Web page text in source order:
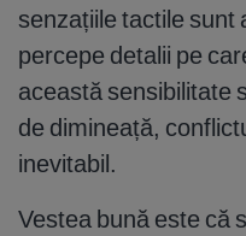
senzațiile tactile sunt
percepe detalii pe
această sensibilitate
de dimineață,
inevitabil.
Vestea bună este că